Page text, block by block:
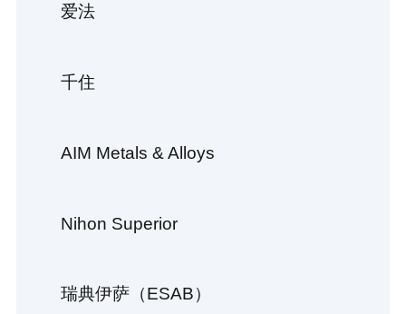
爱法
千住
AIM Metals & Alloys
Nihon Superior
瑞典伊萨（ESAB）